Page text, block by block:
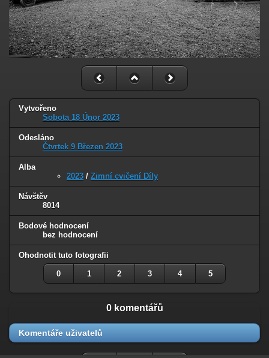
Vytvořeno
Sobota 18 Únor 2023
Odesláno
Čtvrtek 9 Březen 2023
Alba
2023 / Zimní cvičení Díly
Návštěv
8014
Bodové hodnocení
bez hodnocení
Ohodnotit tuto fotografii
0 1 2 3 4 5
0 komentářů
Komentáře uživatelů